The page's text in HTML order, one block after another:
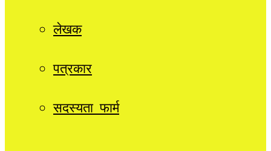
लेखक
पत्रकार
सदस्यता फार्म